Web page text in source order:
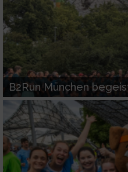
B2Run München